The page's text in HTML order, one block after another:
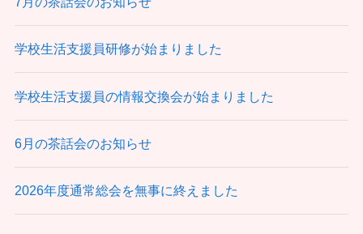
学校生活支援員研修が始まりました
学校生活支援員の情報交換会が始まりました
6月の茶話会のお知らせ
2026年度通常総会を無事に終えました